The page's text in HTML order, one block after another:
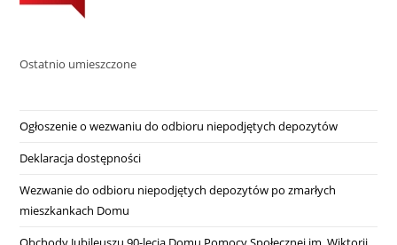
Ostatnio umieszczone
Ogłoszenie o wezwaniu do odbioru niepodjętych depozytów
Deklaracja dostępności
Wezwanie do odbioru niepodjętych depozytów po zmarłych
mieszkankach Domu